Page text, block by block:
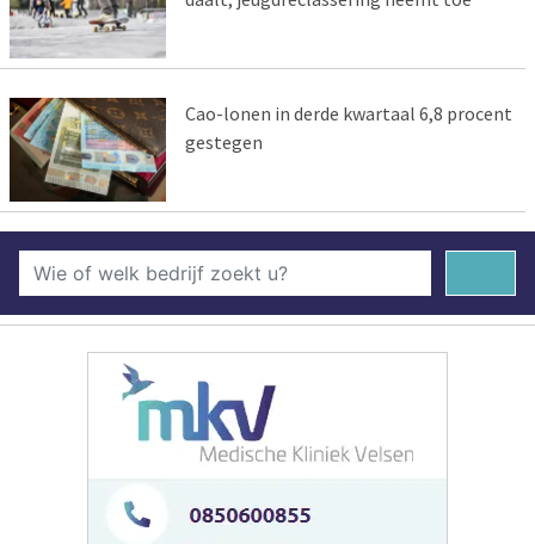
Cao-lonen in derde kwartaal 6,8 procent
gestegen